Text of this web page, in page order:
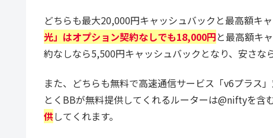
どちらも最大20,000円キャッシュバックと最高額キ
光」はオプション契約なしでも18,000円と最高額キ
約なしなら5,500円キャッシュバックとなり、安さな
また、どちらも無料で高速通信サービス「v6プラス
とくBBが無料提供してくれるルーターは@niftyを含
供してくれます。